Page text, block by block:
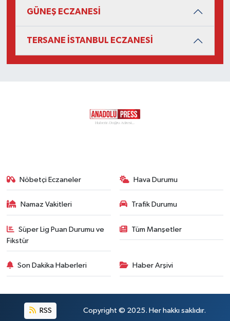
GÜNEŞ ECZANESİ
TERSANE İSTANBUL ECZANESİ
Nöbetçi Eczaneler Hava Durumu
Namaz Vakitleri Trafik Durumu
Süper Lig Puan Durumu ve
Fikstür
Tüm Manşetler
Son Dakika Haberleri Haber Arşivi
RSS Copyright © 2025. Her hakkı saklıdır.